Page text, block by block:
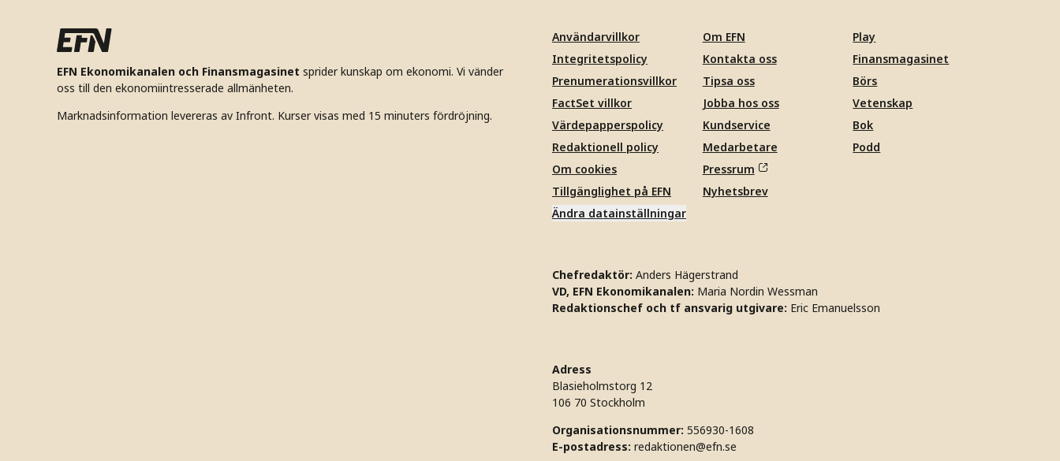
EFN Ekonomikanalen och Finansmagasinet sprider kunskap om ekonomi. Vi vänder
oss till den ekonomiintresserade allmänheten.
Marknadsinformation levereras av Infront. Kurser visas med 15 minuters fördröjning.
Användarvillkor
Integritetspolicy
Prenumerationsvillkor
FactSet villkor
Värdepapperspolicy
Redaktionell policy
Om cookies
Tillgänglighet på EFN
Ändra datainställningar
Om EFN
Kontakta oss
Tipsa oss
Jobba hos oss
Kundservice
Medarbetare
Pressrum
Nyhetsbrev
Play
Finansmagasinet
Börs
Vetenskap
Bok
Podd
Chefredaktör: Anders Hägerstrand
VD, EFN Ekonomikanalen: Maria Nordin Wessman
Redaktionschef och tf ansvarig utgivare: Eric Emanuelsson
Adress
Blasieholmstorg 12
106 70 Stockholm
Organisationsnummer: 556930-1608
E-postadress: redaktionen@efn.se